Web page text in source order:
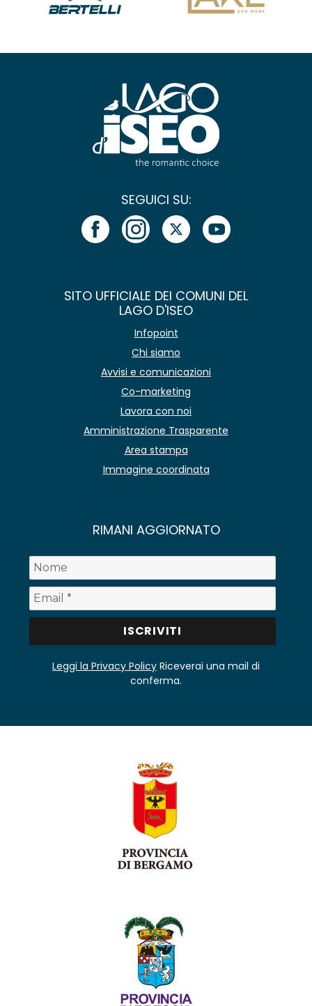
SEGUICI SU:
SITO UFFICIALE DEI COMUNI DEL
LAGO D'ISEO
Infopoint
Chi siamo
Avvisi e comunicazioni
Co-marketing
Lavora con noi
Amministrazione Trasparente
Area stampa
Immagine coordinata
RIMANI AGGIORNATO
Leggi la Privacy Policy Riceverai una mail di
conferma.